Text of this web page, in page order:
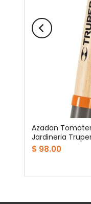
Azadon
Jardineria
$ 98.00